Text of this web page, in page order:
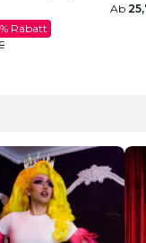
Rabatt
Ab